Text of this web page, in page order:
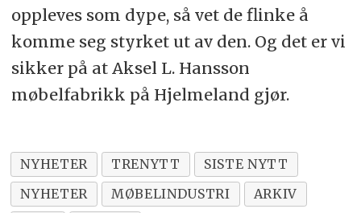
oppleves som dype, så vet de flinke å
komme seg styrket ut av den. Og det er vi
sikker på at Aksel L. Hansson
møbelfabrikk på Hjelmeland gjør.
NYHETER TRENYTT
SISTE NYTT
NYHETER
MØBELINDUSTRI
ARKIV